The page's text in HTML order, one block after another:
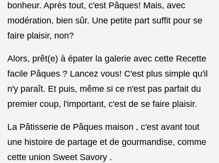
bonheur. Après tout, c'est Pâques! Mais, avec
modération, bien sûr. Une petite part suffit pour se
faire plaisir, non?
Alors, prêt(e) à épater la galerie avec cette Recette
facile Pâques ? Lancez vous! C'est plus simple qu'il
n'y paraît. Et puis, même si ce n'est pas parfait du
premier coup, l'important, c'est de se faire plaisir.
La Pâtisserie de Pâques maison , c'est avant tout
une histoire de partage et de gourmandise, comme
cette union Sweet Savory .